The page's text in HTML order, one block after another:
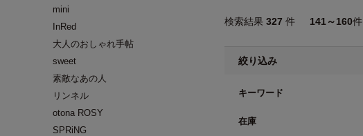
mini
InRed
大人のおしゃれ手帖
sweet
素敵なあの人
リンネル
otona ROSY
SPRiNG
検索結果 327 件 141～160件
絞り込み
キーワード
在庫